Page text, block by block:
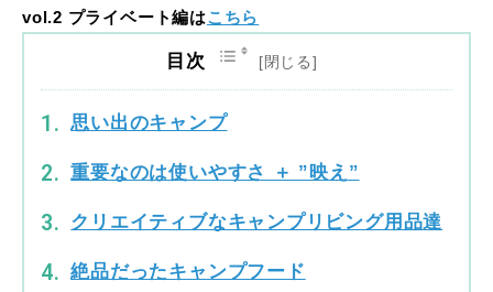
vol.2 プライベート編はこちら
目次
思い出のキャンプ
重要なのは使いやすさ ＋ ”映え”
クリエイティブなキャンプリビング用品達
絶品だったキャンプフード